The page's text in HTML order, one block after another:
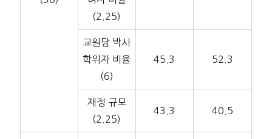
(2.25)
교원당 박사
학위자 비율
(6)
45.3 52.3
재정 규모
(2.25)
43.3 40.5